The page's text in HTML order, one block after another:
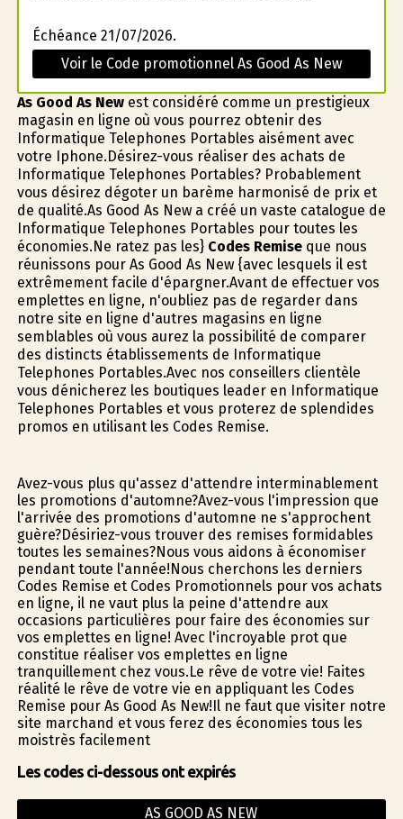
Échéance 21/07/2026.
Voir le Code promotionnel As Good As New
As Good As Newest considéré comme un prestigieux
magasin en ligne où vous pourrez obtenir des
Informatique Telephones Portables aisément avec
votre Iphone.Désirez-vous réaliser des achats de
Informatique Telephones Portables? Probablement
vous désirez dégoter un barème harmonisé de prix et
de qualité.As Good As New a créé un vaste catalogue de
Informatique Telephones Portables pour toutes les
économies.Ne ratez pas les} Codes Remiseque nous
réunissons pour As Good As New {avec lesquels il est
extrêmement facile d'épargner.Avant de effectuer vos
emplettes en ligne, n'oubliez pas de regarder dans
notre site en ligne d'autres magasins en ligne
semblables où vous aurez la possibilité de comparer
des distincts établissements de Informatique
Telephones Portables.Avec nos conseillers clientèle
vous dénicherez les boutiques leader en Informatique
Telephones Portables et vous profiterez de splendides
promos en utilisant les Codes Remise.
Avez-vous plus qu'assez d'attendre interminablement
les promotions d'automne?Avez-vous l'impression que
l'arrivée des promotions d'automne ne s'approchent
guère?Désiriez-vous trouver des remises formidables
toutes les semaines?Nous vous aidons à économiser
pendant toute l'année!Nous cherchons les derniers
Codes Remise et Codes Promotionnels pour vos achats
en ligne, il ne vaut plus la peine d'attendre aux
occasions particulières pour faire des économies sur
vos emplettes en ligne! Avec l'incroyable profit que
constitue réaliser vos emplettes en ligne
tranquillement chez vous.Le rêve de votre vie! Faites
réalité le rêve de votre vie en appliquant les Codes
Remise pour As Good As New!Il ne faut que visiter notre
site marchand et vous ferez des économies tous les
moistrès facilement
Les codes ci-dessous ont expirés
AS GOOD AS NEW